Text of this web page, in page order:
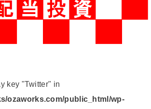
key "Twitter" in
ozaworks.com/public_html/wp-